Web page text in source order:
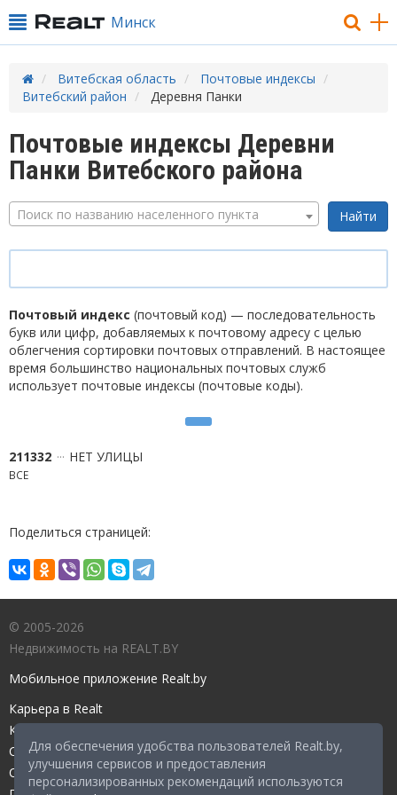
Для обеспечения удобства пользователей Realt.by,
улучшения сервисов и предоставления
персонализированных рекомендаций используются
Минск
Витебская область
Почтовые индексы
Витебский район
Деревня Панки
Почтовые индексы Деревни
Панки Витебского района
Поиск по названию населенного пункта
Почтовый индекс (почтовый код) — последовательность
букв или цифр, добавляемых к почтовому адресу с целью
облегчения сортировки почтовых отправлений. В настоящее
время большинство национальных почтовых служб
использует почтовые индексы (почтовые коды).
211332 НЕТ УЛИЦЫ
ВСЕ
Поделиться страницей:
© 2005-2026
Недвижимость на REALT.BY
Мобильное приложение Realt.by
Карьера в Realt
Контакты редакции
Справочный центр
Служба поддержки